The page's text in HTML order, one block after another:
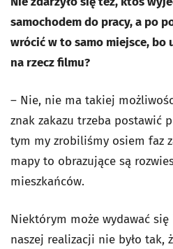
samochodem do pracy, a po
wrócić w to samo miejsce, bo
na rzecz filmu?
– Nie, nie ma takiej
znak zakazu trzeba postawić
tym my zrobiliśmy osiem faz
mapy to obrazujące są
mieszkańców.
Niektórym może wydawać
naszej realizacji nie było tak,